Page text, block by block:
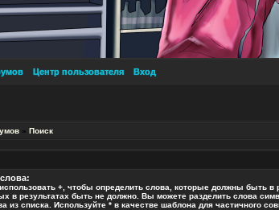
Центр пользователя Вход
» Поиск
+ , чтобы определить слова, которые должны быть в
в результатах быть не должно. Вы можете разделить слова
из списка. Используйте * в качестве шаблона для частичного